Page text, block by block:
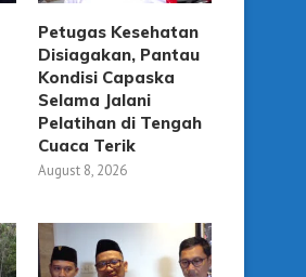
Petugas Kesehatan
Disiagakan, Pantau
Kondisi Capaska
Selama Jalani
Pelatihan di Tengah
Cuaca Terik
August 8, 2026